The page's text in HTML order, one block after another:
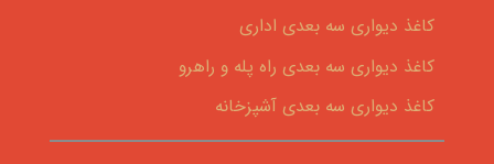
کاغذ دیواری سه بعدی اداری
کاغذ دیواری سه بعدی راه پله و راهرو
کاغذ دیواری سه بعدی آشپزخانه